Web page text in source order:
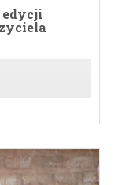
edycji